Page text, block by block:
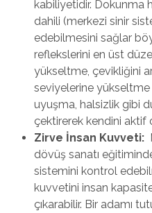
kabiliyetidir. Dokunma
dahili (merkezi sinir
edebilmesini sağlar
reflekslerini en üst
yükseltme, çevikliğini
seviyelerine yükseltme
uyuşma, halsizlik gibi
çektirerek kendini aktif
Zirve İnsan Kuvveti:
dövüş sanatı
sistemini kontrol
kuvvetini insan
çıkarabilir. Bir adamı